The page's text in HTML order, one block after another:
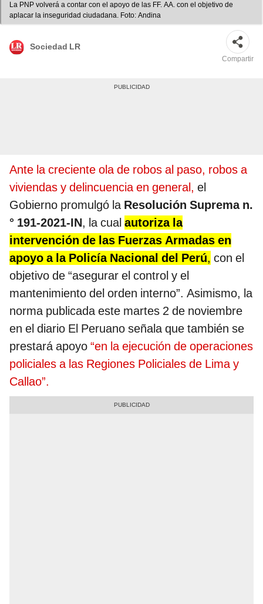
La PNP volverá a contar con el apoyo de las FF. AA. con el objetivo de
aplacar la inseguridad ciudadana. Foto: Andina
Sociedad LR
Compartir
Ante la creciente ola de robos al paso, robos a
viviendas y delincuencia en general, el
Gobierno promulgó la Resolución Suprema n.
° 191-2021-IN, la cual autoriza la
intervención de las Fuerzas Armadas en
apoyo a la Policía Nacional del Perú, con el
objetivo de “asegurar el control y el
mantenimiento del orden interno”. Asimismo, la
norma publicada este martes 2 de noviembre
en el diario El Peruano señala que también se
prestará apoyo “en la ejecución de operaciones
policiales a las Regiones Policiales de Lima y
Callao”.